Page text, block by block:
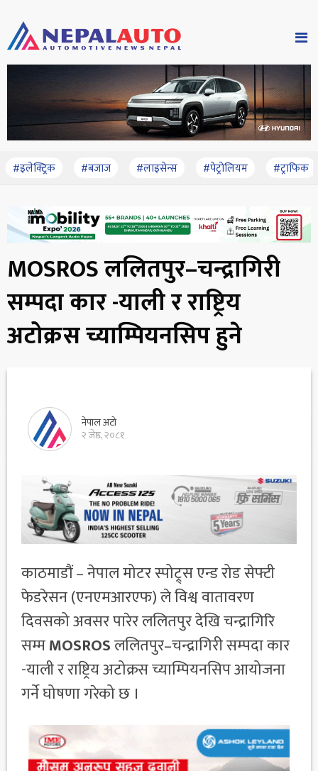
#इलेक्ट्रिक #बजाज #लाइसेन्स #पेट्रोलियम #ट्राफिक
MOSROS ललितपुर–चन्द्रागिरी
सम्पदा कार -याली र राष्ट्रिय
अटोक्रस च्याम्पियनसिप हुने
नेपाल अटो
२ जेष्ठ, २०८१
काठमाडौं – नेपाल मोटर स्पोट्र्स एन्ड रोड सेफ्टी
फेडरेसन (एनएमआरएफ) ले विश्व वातावरण
दिवसको अवसर पारेर ललितपुर देखि चन्द्रागिरि
सम्मMOSROSललितपुर–चन्द्रागिरी सम्पदा कार
-याली र राष्ट्रिय अटोक्रस च्याम्पियनसिप आयोजना
गर्ने घोषणा गरेको छ ।